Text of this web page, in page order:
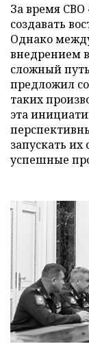
За время
создавать
Однако
внедрением
сложный
предложил
таких
эта
запускать
успешные